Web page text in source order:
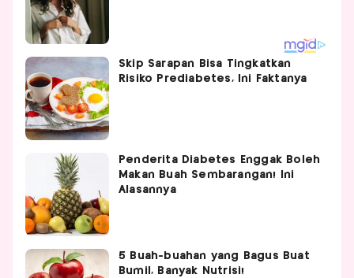
Skip Sarapan Bisa Tingkatkan
Risiko Prediabetes, Ini Faktanya
Penderita Diabetes Enggak Boleh
Makan Buah Sembarangan! Ini
Alasannya
5 Buah-buahan yang Bagus Buat
Bumil, Banyak Nutrisi!